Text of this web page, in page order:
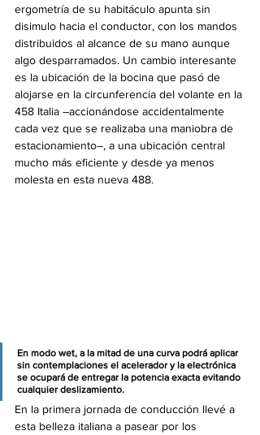
ergometría de su habitáculo apunta sin
disimulo hacia el conductor, con los mandos
distribuidos al alcance de su mano aunque
algo desparramados. Un cambio interesante
es la ubicación de la bocina que pasó de
alojarse en la circunferencia del volante en la
458 Italia –accionándose accidentalmente
cada vez que se realizaba una maniobra de
estacionamiento–, a una ubicación central
mucho más eficiente y desde ya menos
molesta en esta nueva 488.
En modo wet, a la mitad de una curva podrá aplicar
sin contemplaciones el acelerador y la electrónica
se ocupará de entregar la potencia exacta evitando
cualquier deslizamiento.
En la primera jornada de conducción llevé a
esta belleza italiana a pasear por los